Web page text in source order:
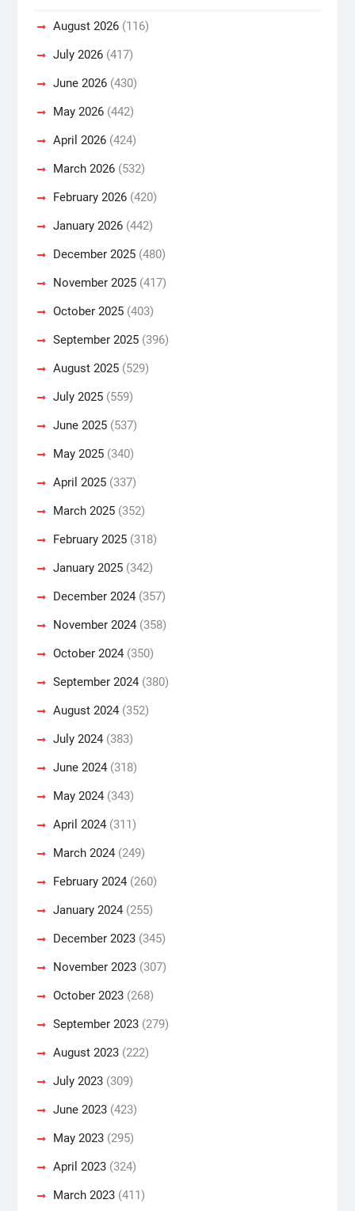
August 2026(116)
July 2026(417)
June 2026(430)
May 2026(442)
April 2026(424)
March 2026(532)
February 2026(420)
January 2026(442)
December 2025(480)
November 2025(417)
October 2025(403)
September 2025(396)
August 2025(529)
July 2025(559)
June 2025(537)
May 2025(340)
April 2025(337)
March 2025(352)
February 2025(318)
January 2025(342)
December 2024(357)
November 2024(358)
October 2024(350)
September 2024(380)
August 2024(352)
July 2024(383)
June 2024(318)
May 2024(343)
April 2024(311)
March 2024(249)
February 2024(260)
January 2024(255)
December 2023(345)
November 2023(307)
October 2023(268)
September 2023(279)
August 2023(222)
July 2023(309)
June 2023(423)
May 2023(295)
April 2023(324)
March 2023(411)